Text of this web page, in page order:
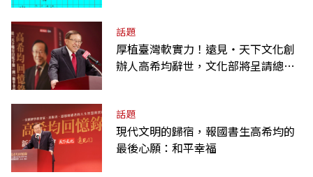
話題
厚植臺灣軟實力！遠見‧天下文化創
辦人高希均辭世，文化部將呈請總統
話題
現代文明的歸宿，報國書生高希均的
最後心願：和平幸福